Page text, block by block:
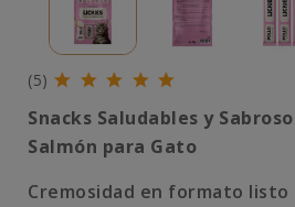
(5)
Snacks Saludables y
Salmón para Gato
Cremosidad en formato listo